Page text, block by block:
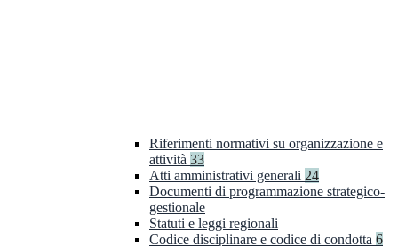
Riferimenti normativi su organizzazione e
attività 33
Atti amministrativi generali 24
Documenti di programmazione strategico-
gestionale
Statuti e leggi regionali
Codice disciplinare e codice di condotta 6